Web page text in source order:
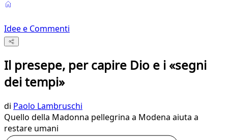
Idee e Commenti
Il presepe, per capire Dio e i «segni
dei tempi»
di Paolo Lambruschi
Quello della Madonna pellegrina a Modena aiuta a
restare umani